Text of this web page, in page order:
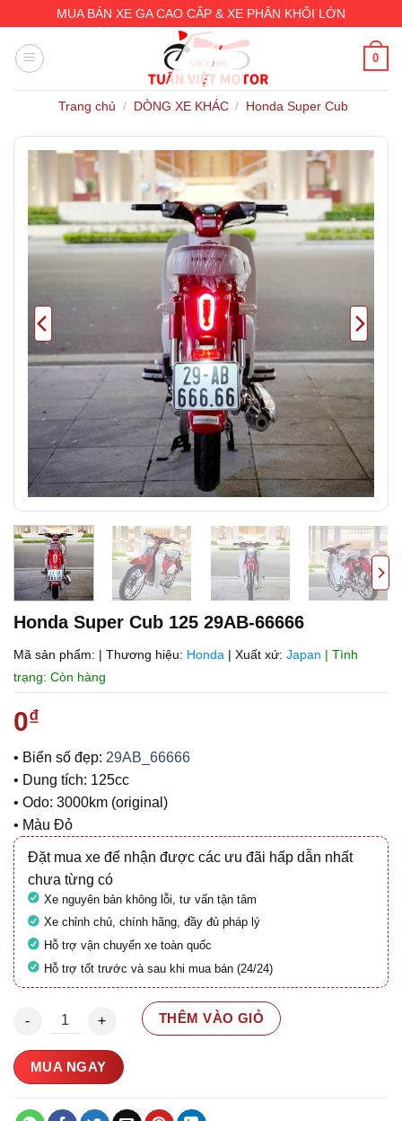
content
MUA BÁN XE GA CAO CẤP & XE PHÂN KHỐI LỚN
0
Trang chủ / DÒNG XE KHÁC / Honda Super Cub
Honda Super Cub 125 29AB-66666
Mã sản phẩm: | Thương hiệu: Honda | Xuất xứ: Japan | Tình
trạng: Còn hàng
0₫
• Biển số đẹp: 29AB_66666
• Dung tích: 125cc
• Odo: 3000km (original)
• Màu Đỏ
Đặt mua xe để nhận được các ưu đãi hấp dẫn nhất
chưa từng có
Xe nguyên bản không lỗi, tư vấn tận tâm
Xe chỉnh chủ, chính hãng, đầy đủ pháp lý
Hỗ trợ vận chuyển xe toàn quốc
Hỗ trợ tốt trước và sau khi mua bán (24/24)
Honda Super Cub 125 29AB-66666 số lượng
THÊM VÀO GIỎ
MUA NGAY